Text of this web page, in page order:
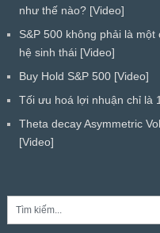
như thế nào? [Video]
S&P 500 không phải là một
hệ sinh thái [Video]
Buy Hold S&P 500 [Video]
Tối ưu hoá lợi nhuận chỉ là
Theta decay Asymmetric
[Video]